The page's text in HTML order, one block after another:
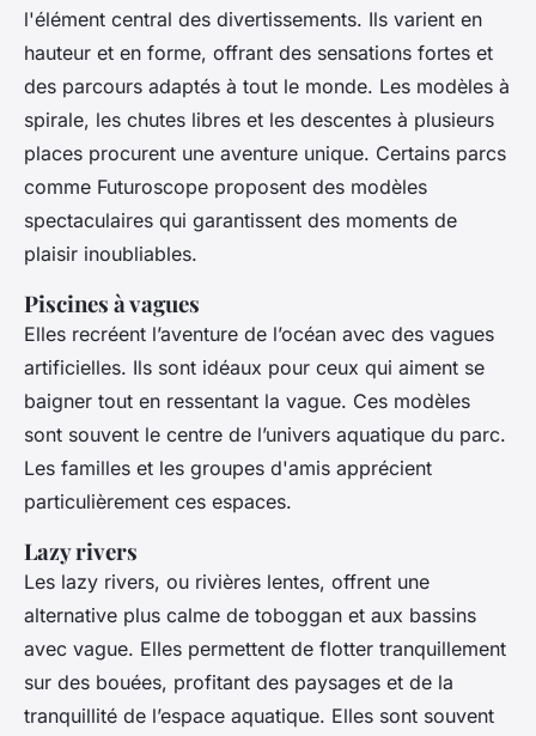
l'élément central des divertissements. Ils varient en
hauteur et en forme, offrant des sensations fortes et
des parcours adaptés à tout le monde. Les modèles à
spirale, les chutes libres et les descentes à plusieurs
places procurent une aventure unique. Certains parcs
comme Futuroscope proposent des modèles
spectaculaires qui garantissent des moments de
plaisir inoubliables.
Piscines à vagues
Elles recréent l’aventure de l’océan avec des vagues
artificielles. Ils sont idéaux pour ceux qui aiment se
baigner tout en ressentant la vague. Ces modèles
sont souvent le centre de l’univers aquatique du parc.
Les familles et les groupes d'amis apprécient
particulièrement ces espaces.
Lazy rivers
Les lazy rivers, ou rivières lentes, offrent une
alternative plus calme de toboggan et aux bassins
avec vague. Elles permettent de flotter tranquillement
sur des bouées, profitant des paysages et de la
tranquillité de l’espace aquatique. Elles sont souvent